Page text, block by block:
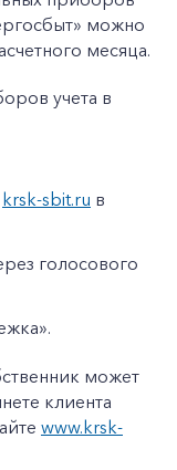
можно
месяца.
учета в
krsk-sbit.ru в
голосового
может
клиента
www.krsk-